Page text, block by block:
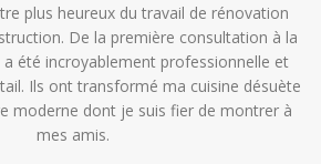
plus heureux du travail de rénovation
De la première consultation à la
été incroyablement professionnelle et
Ils ont transformé ma cuisine désuète
moderne dont je suis fier de montrer à
mes amis.